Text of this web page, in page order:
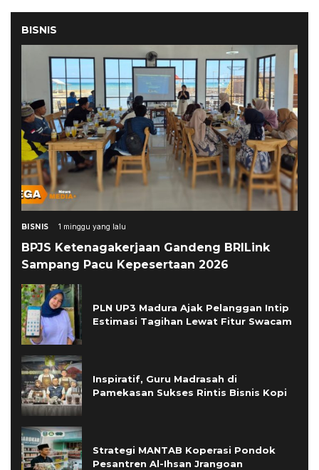
BISNIS
BISNIS 1 minggu yang lalu
BPJS Ketenagakerjaan Gandeng BRILink
Sampang Pacu Kepesertaan 2026
PLN UP3 Madura Ajak Pelanggan Intip
Estimasi Tagihan Lewat Fitur Swacam
Inspiratif, Guru Madrasah di
Pamekasan Sukses Rintis Bisnis Kopi
Strategi MANTAB Koperasi Pondok
Pesantren Al-Ihsan Jrangoan